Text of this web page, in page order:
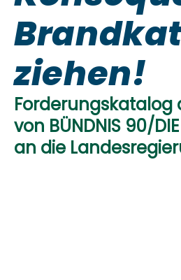
ziehen!
Forderungskatalog
von BÜNDNIS 90/
an die